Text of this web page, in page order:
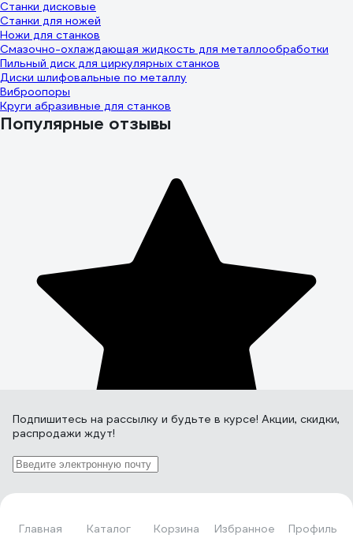
Главная Каталог Корзина Избранное Профиль
Станки дисковые
Станки для ножей
Ножи для станков
Смазочно-охлаждающая жидкость для металлообработки
Пильный диск для циркулярных станков
Диски шлифовальные по металлу
Виброопоры
Круги абразивные для станков
Популярные отзывы
Подпишитесь на рассылку и будьте в курсе! Акции, скидки,
распродажи ждут!